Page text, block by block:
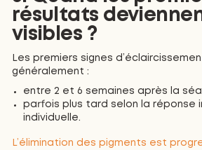
résultats
visibles ?
Les premiers signes
généralement :
entre 2 et 6 semaines après la
parfois plus tard selon la réponse
individuelle.
L’élimination des pigments est